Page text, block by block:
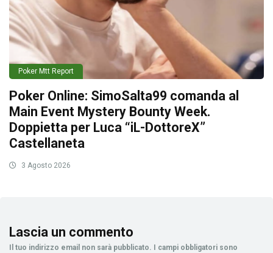
Poker Mtt Report
Poker Online: SimoSalta99 comanda al
Main Event Mystery Bounty Week.
Doppietta per Luca “iL-DottoreX”
Castellaneta
3 Agosto 2026
Lascia un commento
Il tuo indirizzo email non sarà pubblicato.
I campi obbligatori sono